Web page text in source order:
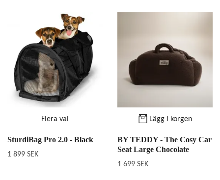
Flera val
SturdiBag Pro 2.0 - Black
1 899 SEK
Lägg i korgen
BY TEDDY - The Cosy Car
Seat Large Chocolate
1 699 SEK